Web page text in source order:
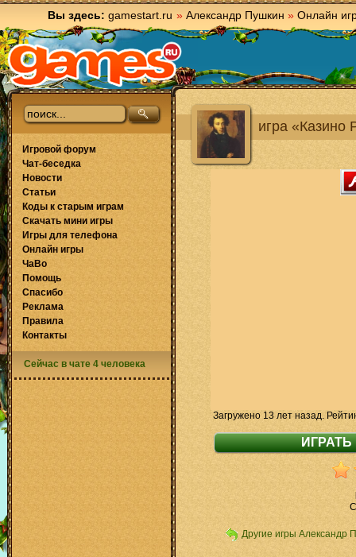
Вы здесь: gamestart.ru » Александр Пушкин » Онлайн
игра «Казино
Загружено 13 лет назад.
Другие игры Александр
Игровой форум
Чат-беседка
Новости
Статьи
Коды к старым играм
Скачать мини игры
Игры для телефона
Онлайн игры
ЧаВо
Помощь
Спасибо
Реклама
Правила
Контакты
Сейчас в чате 4 человека